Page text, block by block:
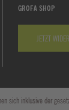
GROFA SHOP
JETZT
sich inklusive der